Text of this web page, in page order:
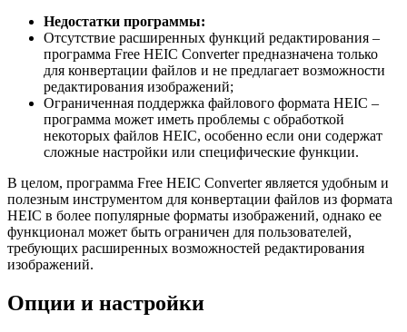
Недостатки программы:
Отсутствие расширенных функций редактирования –
программа Free HEIC Converter предназначена только
для конвертации файлов и не предлагает возможности
редактирования изображений;
Ограниченная поддержка файлового формата HEIC –
программа может иметь проблемы с обработкой
некоторых файлов HEIC, особенно если они содержат
сложные настройки или специфические функции.
В целом, программа Free HEIC Converter является удобным и
полезным инструментом для конвертации файлов из формата
HEIC в более популярные форматы изображений, однако ее
функционал может быть ограничен для пользователей,
требующих расширенных возможностей редактирования
изображений.
Опции и настройки